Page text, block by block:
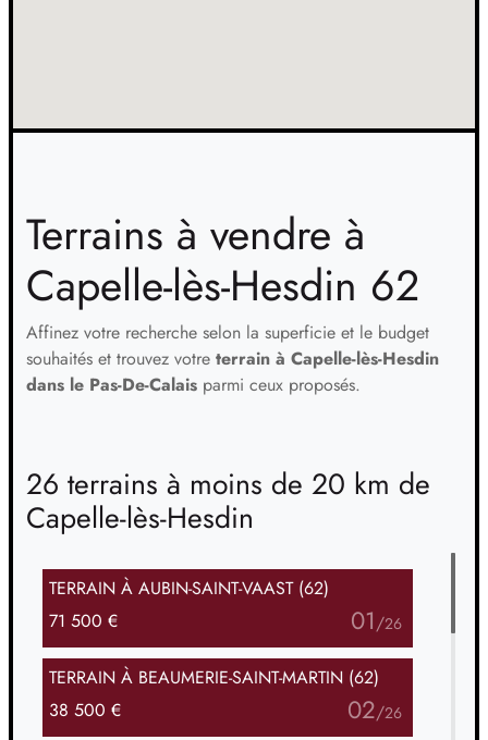
Terrains à vendre à
Capelle-lès-Hesdin 62
Affinez votre recherche selon la superficie et le budget
souhaités et trouvez votre terrain à Capelle-lès-Hesdin
dans le Pas-De-Calais parmi ceux proposés.
26 terrains à moins de 20 km de
Capelle-lès-Hesdin
TERRAIN À AUBIN-SAINT-VAAST (62)
71 500 €
01/26
TERRAIN À BEAUMERIE-SAINT-MARTIN (62)
38 500 €
02/26